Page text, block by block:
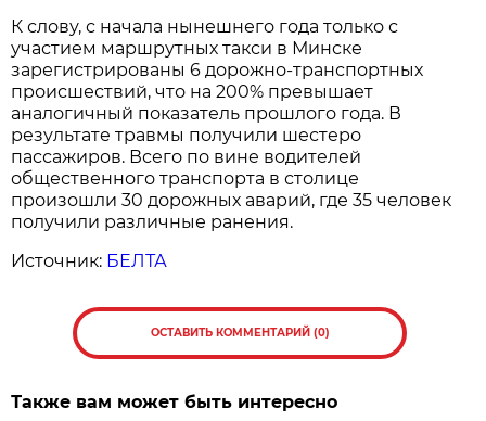
К слову, с начала нынешнего года только с
участием маршрутных такси в Минске
зарегистрированы 6 дорожно-транспортных
происшествий, что на 200% превышает
аналогичный показатель прошлого года. В
результате травмы получили шестеро
пассажиров. Всего по вине водителей
общественного транспорта в столице
произошли 30 дорожных аварий, где 35 человек
получили различные ранения.
Источник: БЕЛТА
ОСТАВИТЬ КОММЕНТАРИЙ (0)
Также вам может быть интересно